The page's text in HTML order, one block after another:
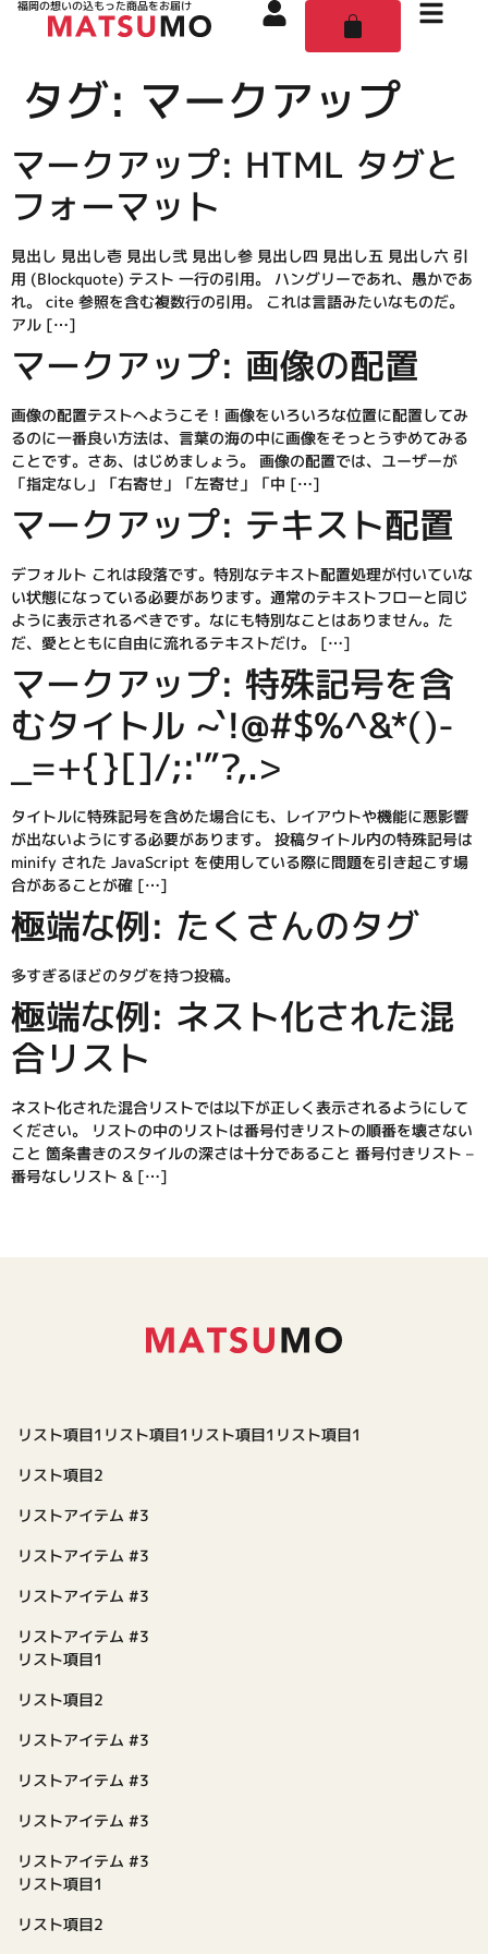
福岡の想いの込もった商品をお届け
タグ: マークアップ
マークアップ: HTML タグと
フォーマット
見出し 見出し壱 見出し弐 見出し参 見出し四 見出し五 見出し六 引
用 (Blockquote) テスト 一行の引用。 ハングリーであれ、愚かであ
れ。 cite 参照を含む複数行の引用。 これは言語みたいなものだ。
アル […]
マークアップ: 画像の配置
画像の配置テストへようこそ ! 画像をいろいろな位置に配置してみ
るのに一番良い方法は、言葉の海の中に画像をそっとうずめてみる
ことです。さあ、はじめましょう。 画像の配置では、ユーザーが
「指定なし」「右寄せ」「左寄せ」「中 […]
マークアップ: テキスト配置
デフォルト これは段落です。特別なテキスト配置処理が付いていな
い状態になっている必要があります。通常のテキストフローと同じ
ように表示されるべきです。なにも特別なことはありません。た
だ、愛とともに自由に流れるテキストだけ。 […]
マークアップ: 特殊記号を含
むタイトル ~`!@#$%^&*()-
_=+{}[]/;:'”?,.>
タイトルに特殊記号を含めた場合にも、レイアウトや機能に悪影響
が出ないようにする必要があります。 投稿タイトル内の特殊記号は
minify された JavaScript を使用している際に問題を引き起こす場
合があることが確 […]
極端な例: たくさんのタグ
多すぎるほどのタグを持つ投稿。
極端な例: ネスト化された混
合リスト
ネスト化された混合リストでは以下が正しく表示されるようにして
ください。 リストの中のリストは番号付きリストの順番を壊さない
こと 箇条書きのスタイルの深さは十分であること 番号付きリスト –
番号なしリスト & […]
リスト項目1リスト項目1リスト項目1リスト項目1
リスト項目2
リストアイテム #3
リストアイテム #3
リストアイテム #3
リストアイテム #3
リスト項目1
リスト項目2
リストアイテム #3
リストアイテム #3
リストアイテム #3
リストアイテム #3
リスト項目1
リスト項目2